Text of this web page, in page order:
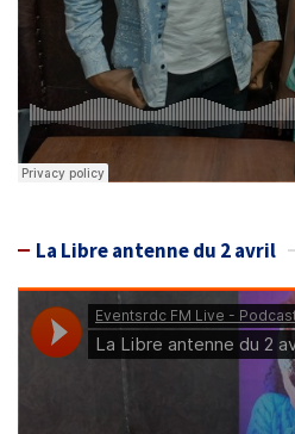
La Libre antenne du 2 avril